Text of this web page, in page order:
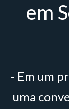
em
- Em um
uma